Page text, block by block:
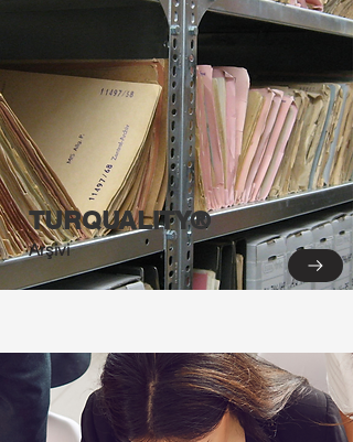
TURQUALITY®
Arşivi